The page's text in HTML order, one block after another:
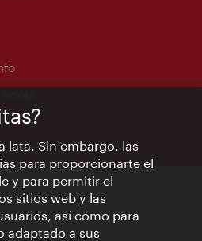
lata. Sin embargo, las
para proporcionarte el
y para permitir el
sitios web y las
así como para
adaptado a sus